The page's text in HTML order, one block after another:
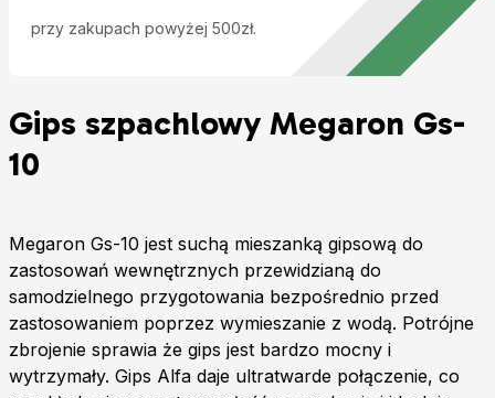
przy zakupach powyżej 500zł.
Gips szpachlowy Megaron Gs-
10
Megaron Gs-10 jest suchą mieszanką gipsową do
zastosowań wewnętrznych przewidzianą do
samodzielnego przygotowania bezpośrednio przed
zastosowaniem poprzez wymieszanie z wodą. Potrójne
zbrojenie sprawia że gips jest bardzo mocny i
wytrzymały. Gips Alfa daje ultratwarde połączenie, co